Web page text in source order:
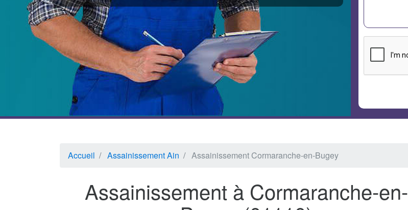
Accueil Assainissement Ain Assainissement Cormaranche-en-Bugey
Assainissement à Cormaranche-en-